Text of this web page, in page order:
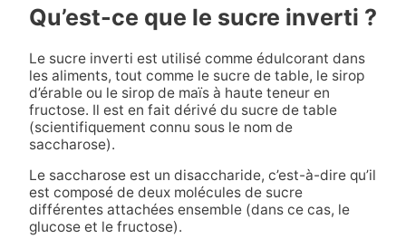
Qu’est-ce que le sucre inverti ?
Le sucre inverti est utilisé comme édulcorant dans
les aliments, tout comme le sucre de table, le sirop
d’érable ou le sirop de maïs à haute teneur en
fructose. Il est en fait dérivé du sucre de table
(scientifiquement connu sous le nom de
saccharose).
Le saccharose est un disaccharide, c’est-à-dire qu’il
est composé de deux molécules de sucre
différentes attachées ensemble (dans ce cas, le
glucose et le fructose).